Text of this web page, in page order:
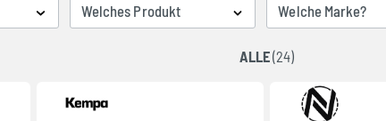
Welches Produkt Welche Marke?
ALLE(24)